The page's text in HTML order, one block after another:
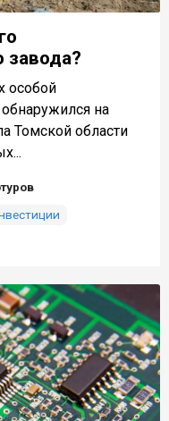
завода?
особой
на
Томской области